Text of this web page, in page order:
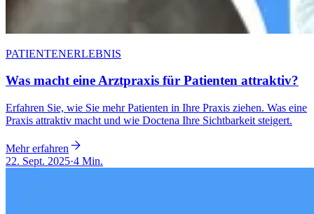
PATIENTENERLEBNIS
Was macht eine Arztpraxis für Patienten attraktiv?
Erfahren Sie, wie Sie mehr Patienten in Ihre Praxis ziehen. Was eine
Praxis attraktiv macht und wie Doctena Ihre Sichtbarkeit steigert.
Mehr erfahren
22. Sept. 2025·4 Min.